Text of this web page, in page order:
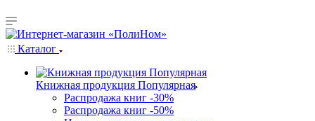
Каталог
Книжная продукция Популярная
Распродажа книг -30%
Распродажа книг -50%